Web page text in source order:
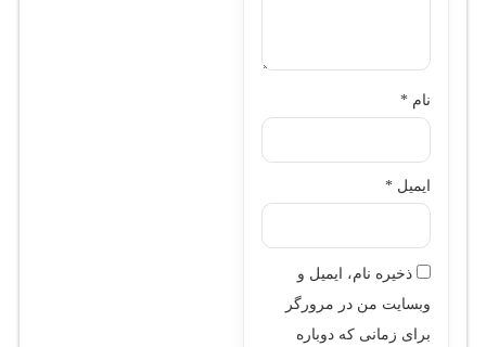
نام *
ایمیل *
ذخیره نام، ایمیل و
وبسایت من در مرورگر
برای زمانی که دوباره